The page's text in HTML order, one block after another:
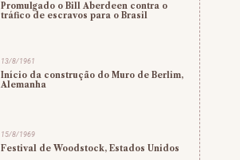
Promulgado o Bill Aberdeen contra o
tráfico de escravos para o Brasil
13/8/1961
Início da construção do Muro de Berlim,
Alemanha
15/8/1969
Festival de Woodstock, Estados Unidos